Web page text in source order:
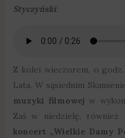
Styczyński:
Z kolei wieczorem, o
Lata. W sąsiednim
muzyki filmowej w
Zaś w niedzielę, również
koncert „Wielkie Damy